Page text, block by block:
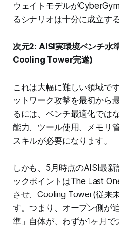
ウェイトモデルが
るシナリオは十分に成立す
次元2: AISI実環境ベンチ水
Cooling Tower完遂)
これは大幅に難しい領域で
ットワーク攻撃を最初から
るには、ベンチ最適化では
能力、ツール使用、メモリ
スキルが必要になります。
しかも、5月時点のAISI最
ックポイントはThe Last
させ、Cooling Tower(従来
す。つまり、オープン側が
準」自体が、わずか1ヶ月で